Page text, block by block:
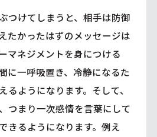
つけてしまうと、相手は防御
たかったはずのメッセージは
マネジメントを身につける
に一呼吸置き、冷静になるた
るようになります。そして、
つまり一次感情を言葉にして
きるようになります。例え